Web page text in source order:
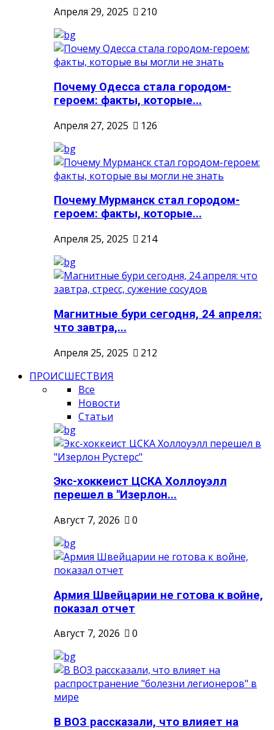
Апреля 29, 2025
210
Почему Одесса стала городом-
героем: факты, которые...
Апреля 27, 2025
126
Почему Мурманск стал городом-
героем: факты, которые...
Апреля 25, 2025
214
Магнитные бури сегодня, 24 апреля:
что завтра,...
Апреля 25, 2025
212
ПРОИСШЕСТВИЯ
Все
Новости
Статьи
Экс-хоккеист ЦСКА Холлоуэлл
перешел в "Изерлон...
Август 7, 2026
0
Армия Швейцарии не готова к войне,
показал отчет
Август 7, 2026
0
В ВОЗ рассказали, что влияет на